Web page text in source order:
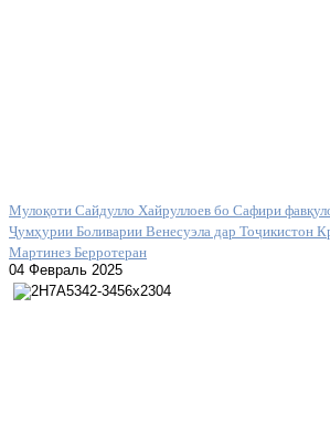
Мулоқоти Сайдулло Хайруллоев бо Сафири
Ҷумҳурии Боливарии Венесуэла дар Тоҷикистон
Мартинез Берротеран
04 Февраль 2025